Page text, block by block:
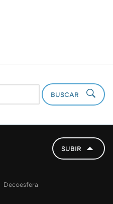
BUSCAR
SUBIR
Decoesfera